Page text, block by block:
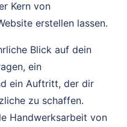
Kern von
erstellen lassen.
Blick auf dein
ein
ein Auftritt, der dir
zu schaffen.
Handwerksarbeit von